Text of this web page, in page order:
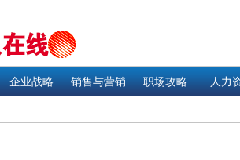
企业战略 销售与营销 职场攻略 人力